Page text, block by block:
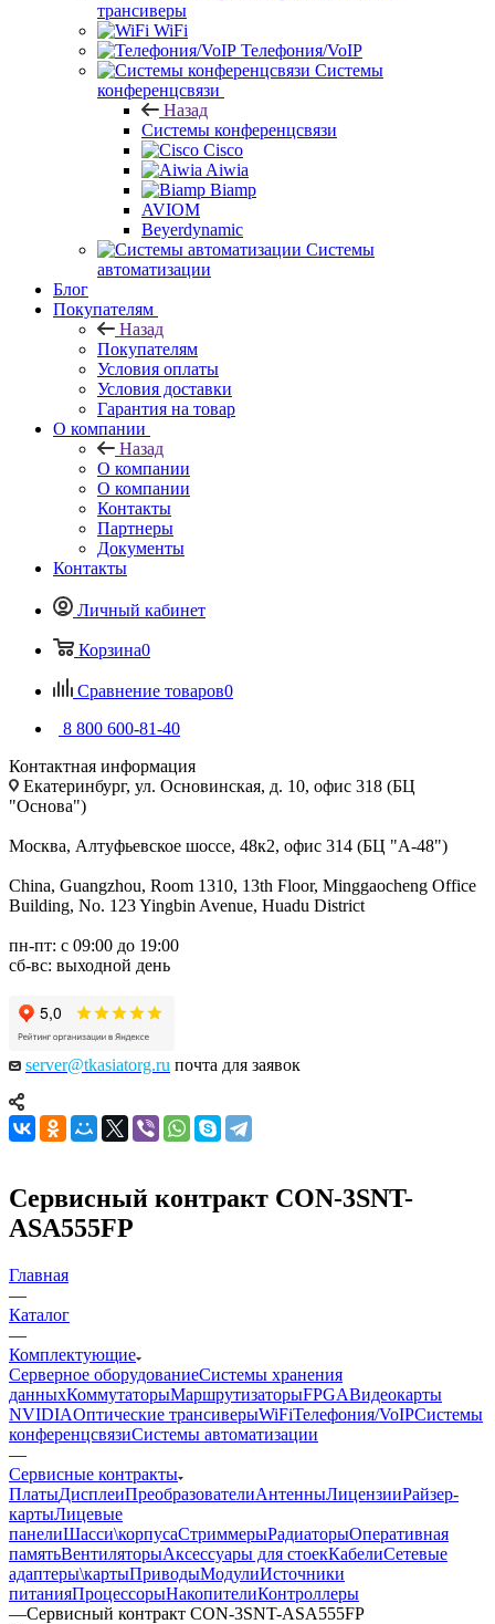
трансиверы
WiFi
Телефония/VoIP
Системы
конференцсвязи
Назад
Системы конференцсвязи
Cisco
Aiwia
Biamp
AVIOM
Beyerdynamic
Системы
автоматизации
Блог
Покупателям
Назад
Покупателям
Условия оплаты
Условия доставки
Гарантия на товар
О компании
Назад
О компании
О компании
Контакты
Партнеры
Документы
Контакты
Личный кабинет
Корзина0
Сравнение товаров0
8 800 600-81-40
Контактная информация
Екатеринбург, ул. Основинская, д. 10, офис 318 (БЦ
"Основа")
Москва, Алтуфьевское шоссе, 48к2, офис 314 (БЦ "А-48")
China, Guangzhou, Room 1310, 13th Floor, Minggaocheng Office
Building, No. 123 Yingbin Avenue, Huadu District
пн-пт: с 09:00 до 19:00
сб-вс: выходной день
server@tkasiatorg.ru почта для заявок
Сервисный контракт CON-3SNT-
ASA555FP
Главная
—
Каталог
—
Комплектующие
Серверное оборудованиеСистемы хранения
данныхКоммутаторыМаршрутизаторыFPGAВидеокарты
NVIDIAОптические трансиверыWiFiТелефония/VoIPСистемы
конференцсвязиСистемы автоматизации
—
Сервисные контракты
ПлатыДисплеиПреобразователиАнтенныЛицензииРайзер-
картыЛицевые
панелиШасси\корпусаСтриммерыРадиаторыОперативная
памятьВентиляторыАксессуары для стоекКабелиСетевые
адаптеры\картыПриводыМодулиИсточники
питанияПроцессорыНакопителиКонтроллеры
—Сервисный контракт CON-3SNT-ASA555FP